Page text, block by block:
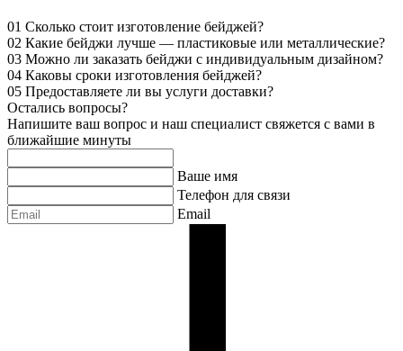
01 Сколько стоит изготовление бейджей?
02 Какие бейджи лучше — пластиковые или металлические?
03 Можно ли заказать бейджи с индивидуальным дизайном?
04 Каковы сроки изготовления бейджей?
05 Предоставляете ли вы услуги доставки?
Остались вопросы?
Напишите ваш вопрос и наш специалист свяжется с вами в
ближайшие минуты
Ваше имя
Телефон для связи
Email